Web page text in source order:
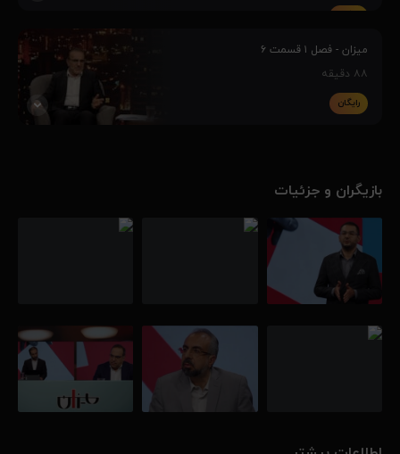
مناظره‌ و گفتگو پیرامون انتخابات هیأت‌مدیره‌ سازمان نظام پزشکی کشور با
مشارکت طیف‌های مختلف انتخاباتی جامعه پزشکی.
میزان - فصل ۱ قسمت ۶
۸۸ دقیقه
رایگان
بازیگران و جزئیات